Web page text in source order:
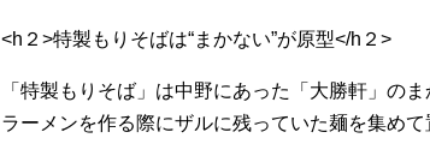
<h２>特製もりそばは“まかない”が原型</h２>
「特製もりそば」は中野にあった「大勝軒」の
ラーメンを作る際にザルに残っていた麺を集め